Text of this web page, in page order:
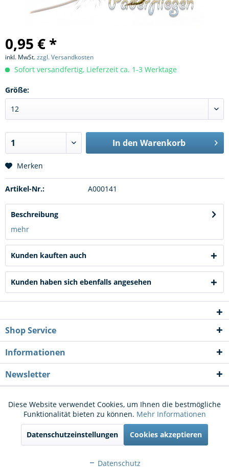
0,95 € *
inkl. MwSt.zzgl. Versandkosten
Sofort versandfertig, Lieferzeit ca. 1-3 Werktage
Größe:
In den Warenkorb
Merken
Artikel-Nr.: A000141
Beschreibung
mehr
Kunden kauften auch
Kunden haben sich ebenfalls angesehen
Shop Service
Informationen
Newsletter
* Alle Preise inkl. gesetzl. Mehrwertsteuer zzgl.Versandkostenund ggf.
Nachnahmegebühren, wenn nicht anders beschrieben
Cookie-Einstellungen
Kontakt
Funktionale Aktiv
Marketing Aktiv
Diese Website verwendet Cookies, um Ihnen die bestmögliche
Funktionalität bieten zu können. Mehr Informationen
Datenschutzeinstellungen Cookies akzeptieren
Datenschutz